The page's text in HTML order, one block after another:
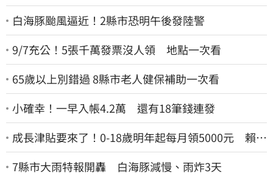
白海豚颱風逼近！2縣市恐明午後發陸警
9/7充公！5張千萬發票沒人領 地點一次看
65歲以上別錯過 8縣市老人健保補助一次看
小確幸！一早入帳4.2萬 還有18筆錢連發
成長津貼要來了！0-18歲明年起每月領5000元 賴清
德：此時不生更待何時
7縣市大雨特報開轟 白海豚減慢、雨炸3天